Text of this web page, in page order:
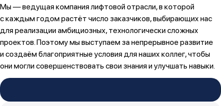
Мы — ведущая компания лифтовой отрасли, в которой
с каждым годом растёт число заказчиков, выбирающих нас
для реализации амбициозных, технологически сложных
проектов. Поэтому мы выступаем за непрерывное развитие
и создаём благоприятные условия для наших коллег, чтобы
они могли совершенствовать свои знания и улучшать навыки.